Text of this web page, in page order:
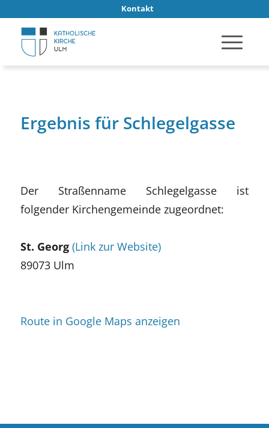
Kontakt
Ergebnis für Schlegelgasse
Der Straßenname Schlegelgasse ist
folgender Kirchengemeinde zugeordnet:
St. Georg (Link zur Website)
89073 Ulm
Route in Google Maps anzeigen